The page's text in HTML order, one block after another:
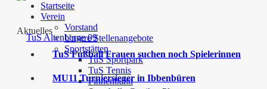
Startseite
Verein
Vorstand
Unsere Stellenangebote
Sportstätten
TuS Sportpark
TuS Tennis
Finnenbahn
Aktuelles
TuS Fußball Frauen suchen noch Spielerinnen
MU11 Turniersieger in Ibbenbüren